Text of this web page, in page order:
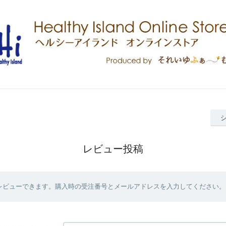
レビュー投稿
ューできます。購入時の受注番号とメールアドレスを入力してください。